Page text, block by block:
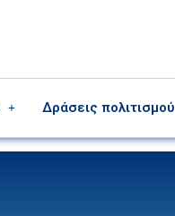
Δράσεις πολιτισμού